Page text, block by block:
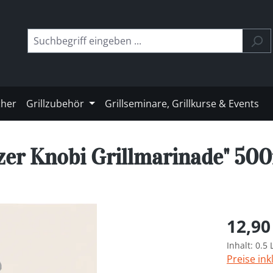
Grillzubehör Grillseminare, Grillkurse & Events
Knobi Grillmarinade"
Regulärer
Inhalt: 0.5
Preise